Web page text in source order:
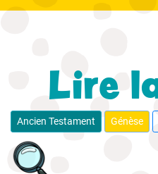
Lire
Ancien Testament Génèse